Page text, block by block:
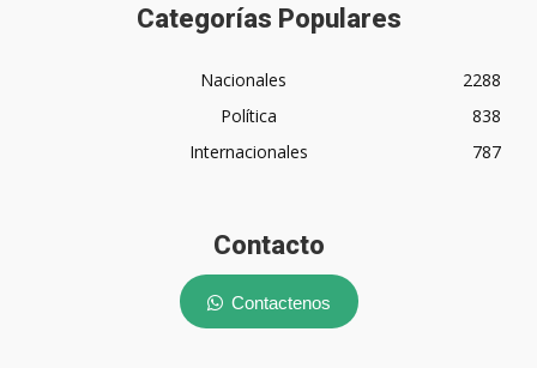
Categorías Populares
Nacionales
2288
Política
838
Internacionales
787
Contacto
Contactenos